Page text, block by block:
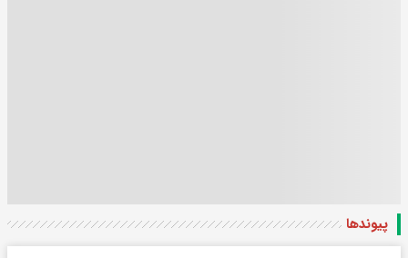
پیوندها